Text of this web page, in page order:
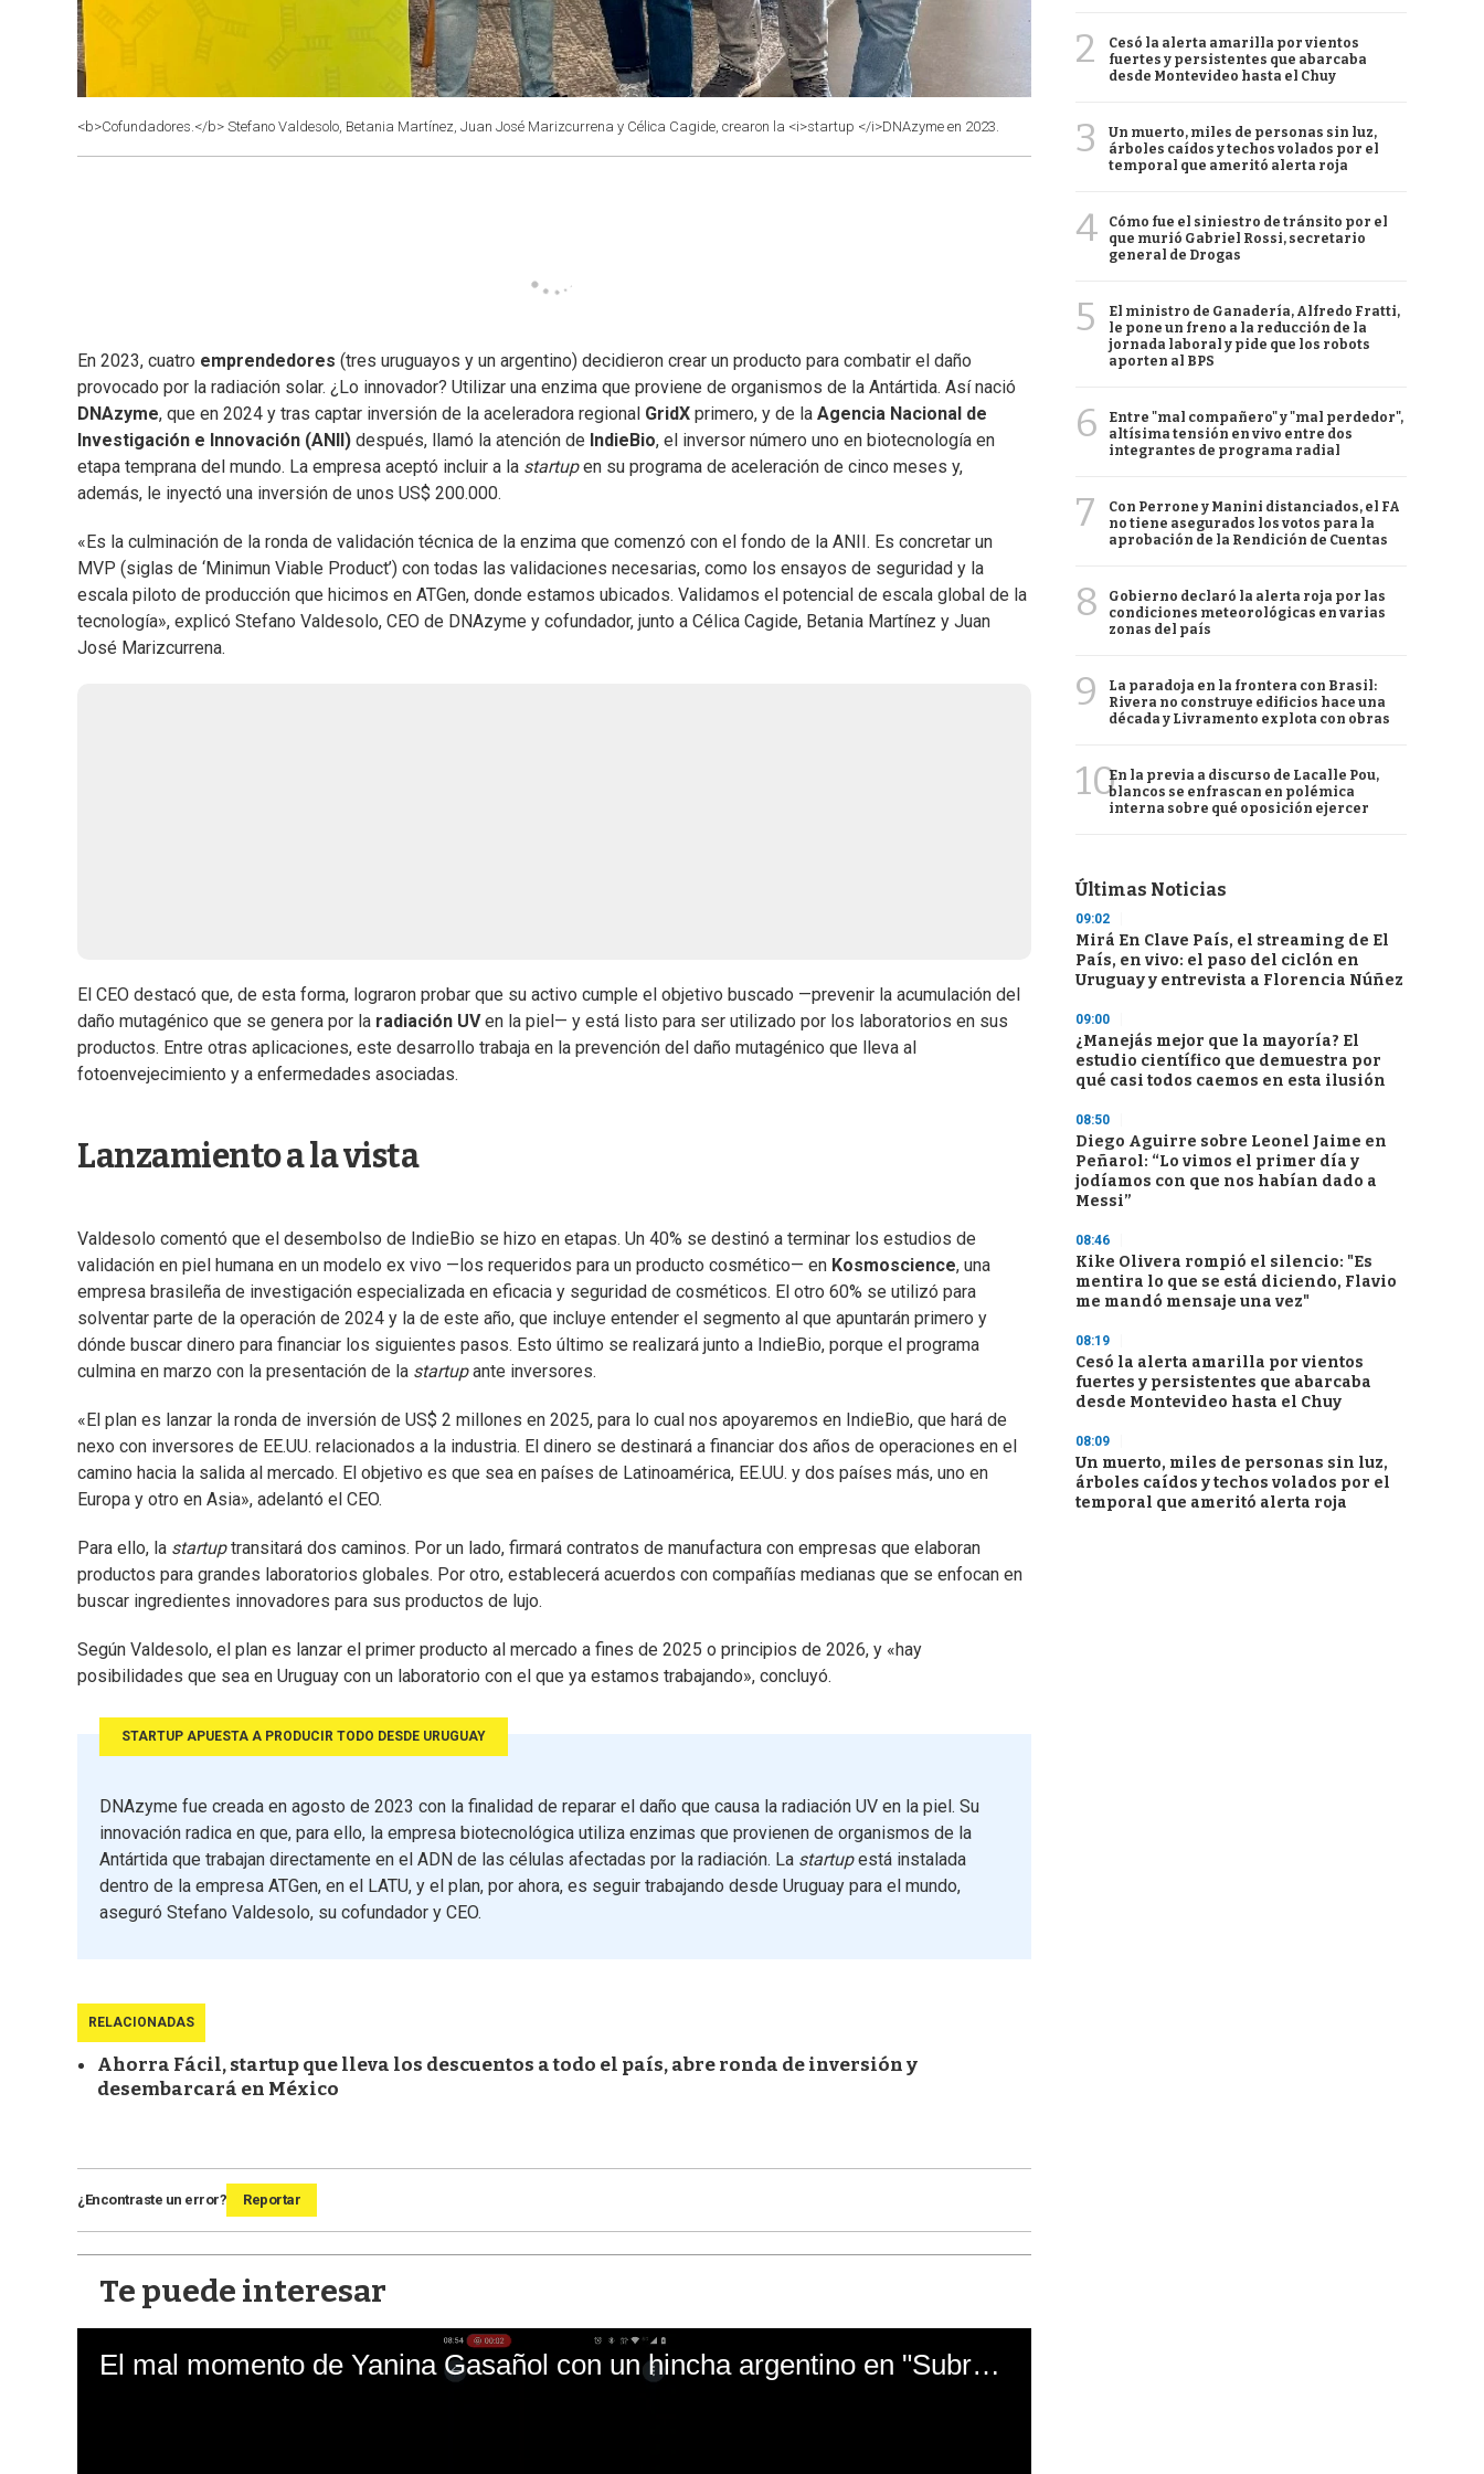
<b>Cofundadores.</b> Stefano Valdesolo, Betania Martínez, Juan José Marizcurrena y Célica Cagide, crearon la <i>startup </i>DNAzyme en 2023.
En 2023, cuatro emprendedores (tres uruguayos y un argentino) decidieron crear un producto para combatir el daño
provocado por la radiación solar. ¿Lo innovador? Utilizar una enzima que proviene de organismos de la Antártida. Así nació
DNAzyme, que en 2024 y tras captar inversión de la aceleradora regional GridX primero, y de la Agencia Nacional de
Investigación e Innovación (ANII) después, llamó la atención de IndieBio, el inversor número uno en biotecnología en
etapa temprana del mundo. La empresa aceptó incluir a la startupen su programa de aceleración de cinco meses y,
además, le inyectó una inversión de unos US$ 200.000.
«Es la culminación de la ronda de validación técnica de la enzima que comenzó con el fondo de la ANII. Es concretar un
MVP (siglas de ‘Minimun Viable Product’) con todas las validaciones necesarias, como los ensayos de seguridad y la
escala piloto de producción que hicimos en ATGen, donde estamos ubicados. Validamos el potencial de escala global de la
tecnología», explicó Stefano Valdesolo, CEO de DNAzyme y cofundador, junto a Célica Cagide, Betania Martínez y Juan
José Marizcurrena.
El CEO destacó que, de esta forma, lograron probar que su activo cumple el objetivo buscado —prevenir la acumulación del
daño mutagénico que se genera por la radiación UVen la piel— y está listo para ser utilizado por los laboratorios en sus
productos. Entre otras aplicaciones, este desarrollo trabaja en la prevención del daño mutagénico que lleva al
fotoenvejecimiento y a enfermedades asociadas.
Lanzamiento a la vista
Valdesolo comentó que el desembolso de IndieBio se hizo en etapas. Un 40% se destinó a terminar los estudios de
validación en piel humana en un modelo ex vivo —los requeridos para un producto cosmético— en Kosmoscience, una
empresa brasileña de investigación especializada en eficacia y seguridad de cosméticos. El otro 60% se utilizó para
solventar parte de la operación de 2024 y la de este año, que incluye entender el segmento al que apuntarán primero y
dónde buscar dinero para financiar los siguientes pasos. Esto último se realizará junto a IndieBio, porque el programa
culmina en marzo con la presentación de la startupante inversores.
«El plan es lanzar la ronda de inversión de US$ 2 millones en 2025, para lo cual nos apoyaremos en IndieBio, que hará de
nexo con inversores de EE.UU. relacionados a la industria. El dinero se destinará a financiar dos años de operaciones en el
camino hacia la salida al mercado. El objetivo es que sea en países de Latinoamérica, EE.UU. y dos países más, uno en
Europa y otro en Asia», adelantó el CEO.
Para ello, la startuptransitará dos caminos. Por un lado, firmará contratos de manufactura con empresas que elaboran
productos para grandes laboratorios globales. Por otro, establecerá acuerdos con compañías medianas que se enfocan en
buscar ingredientes innovadores para sus productos de lujo.
Según Valdesolo, el plan es lanzar el primer producto al mercado a fines de 2025 o principios de 2026, y «hay
posibilidades que sea en Uruguay con un laboratorio con el que ya estamos trabajando», concluyó.
STARTUP APUESTA A PRODUCIR TODO DESDE URUGUAY
DNAzyme fue creada en agosto de 2023 con la finalidad de reparar el daño que causa la radiación UV en la piel. Su
innovación radica en que, para ello, la empresa biotecnológica utiliza enzimas que provienen de organismos de la
Antártida que trabajan directamente en el ADN de las células afectadas por la radiación. La startupestá instalada
dentro de la empresa ATGen, en el LATU, y el plan, por ahora, es seguir trabajando desde Uruguay para el mundo,
aseguró Stefano Valdesolo, su cofundador y CEO.
RELACIONADAS
Ahorra Fácil, startup que lleva los descuentos a todo el país, abre ronda de inversión y
desembarcará en México
¿Encontraste un error? Reportar
Te puede interesar
El mal momento de Yanina Gasañol con un hincha argentino en "Subrayado"
2
Cesó la alerta amarilla por vientos
fuertes y persistentes que abarcaba
desde Montevideo hasta el Chuy
3
Un muerto, miles de personas sin luz,
árboles caídos y techos volados por el
temporal que ameritó alerta roja
4
Cómo fue el siniestro de tránsito por el
que murió Gabriel Rossi, secretario
general de Drogas
5
El ministro de Ganadería, Alfredo Fratti,
le pone un freno a la reducción de la
jornada laboral y pide que los robots
aporten al BPS
6
Entre "mal compañero" y "mal perdedor",
altísima tensión en vivo entre dos
integrantes de programa radial
7
Con Perrone y Manini distanciados, el FA
no tiene asegurados los votos para la
aprobación de la Rendición de Cuentas
8
Gobierno declaró la alerta roja por las
condiciones meteorológicas en varias
zonas del país
9
La paradoja en la frontera con Brasil:
Rivera no construye edificios hace una
década y Livramento explota con obras
10En la previa a discurso de Lacalle Pou,
blancos se enfrascan en polémica
interna sobre qué oposición ejercer
Últimas Noticias
09:02
Mirá En Clave País, el streaming de El
País, en vivo: el paso del ciclón en
Uruguay y entrevista a Florencia Núñez
09:00
¿Manejás mejor que la mayoría? El
estudio científico que demuestra por
qué casi todos caemos en esta ilusión
08:50
Diego Aguirre sobre Leonel Jaime en
Peñarol: “Lo vimos el primer día y
jodíamos con que nos habían dado a
Messi”
08:46
Kike Olivera rompió el silencio: "Es
mentira lo que se está diciendo, Flavio
me mandó mensaje una vez"
08:19
Cesó la alerta amarilla por vientos
fuertes y persistentes que abarcaba
desde Montevideo hasta el Chuy
08:09
Un muerto, miles de personas sin luz,
árboles caídos y techos volados por el
temporal que ameritó alerta roja